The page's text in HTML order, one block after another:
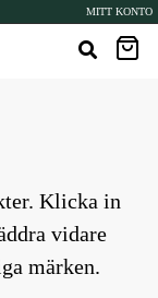
MITT KONTO
Klicka in
vidare
märken.